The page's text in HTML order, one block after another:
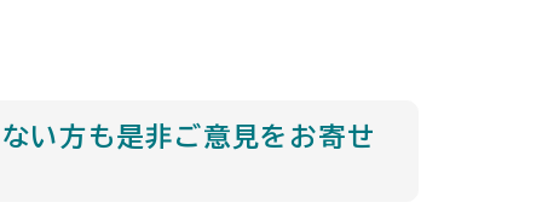
い方も是非ご意見をお寄せ